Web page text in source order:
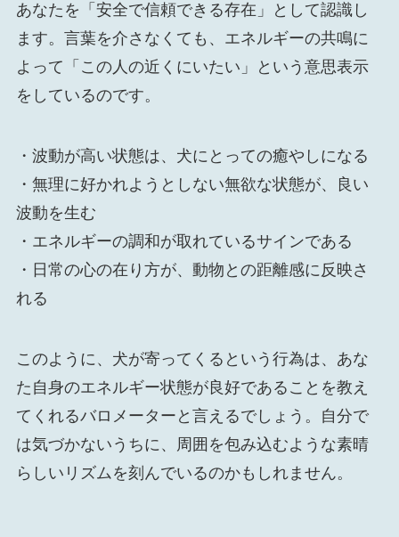
あなたを「安全で信頼できる存在」として認識し
ます。言葉を介さなくても、エネルギーの共鳴に
よって「この人の近くにいたい」という意思表示
をしているのです。
・波動が高い状態は、犬にとっての癒やしになる
・無理に好かれようとしない無欲な状態が、良い
波動を生む
・エネルギーの調和が取れているサインである
・日常の心の在り方が、動物との距離感に反映さ
れる
このように、犬が寄ってくるという行為は、あな
た自身のエネルギー状態が良好であることを教え
てくれるバロメーターと言えるでしょう。自分で
は気づかないうちに、周囲を包み込むような素晴
らしいリズムを刻んでいるのかもしれません。